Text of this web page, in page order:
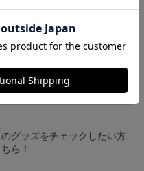
・ファッション小物もチェ
グッズをチェックしたい方
ら！